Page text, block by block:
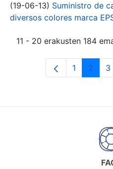
(19-06-13) Suministro de
diversos colores marca
11 - 20 erakusten 184
Orrialdea
1 2 3